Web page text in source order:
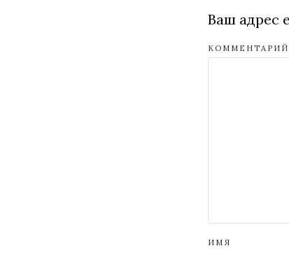
Ваш адрес
КОММЕНТАРИЙ
ИМЯ